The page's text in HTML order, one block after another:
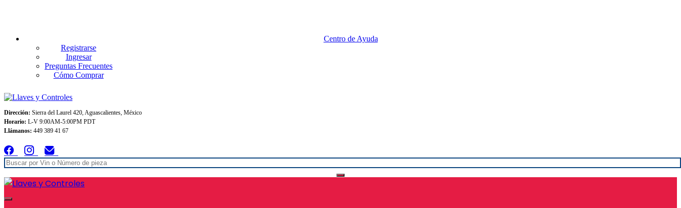
Centro de Ayuda
Registrarse
Ingresar
Preguntas Frecuentes
Cómo Comprar
Dirección: Sierra del Laurel 420, Aguascalientes, México
Horario: L-V 9:00AM-5:00PM PDT
Llámanos: 449 389 41 67